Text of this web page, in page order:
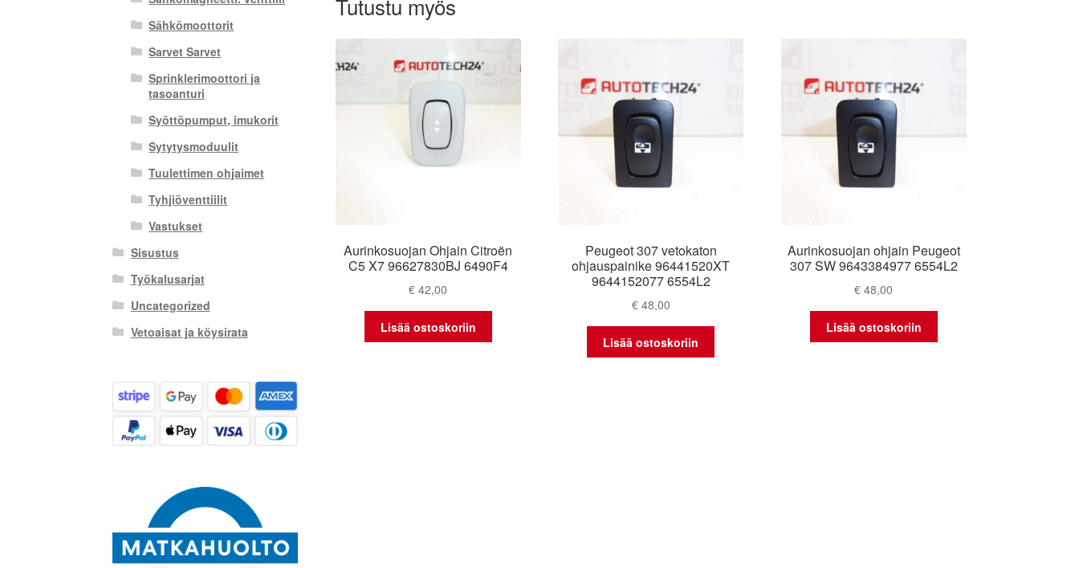
Aurinkosuojan Ohjain Citroën
C5 X7 96627830BJ 6490F4
€ 42,00
Lisää ostoskoriin
Peugeot 307 vetokaton
ohjauspainike 96441520XT
9644152077 6554L2
€48,00
Lisää ostoskoriin
Aurinkosuojan ohjain Peugeot
307 SW 9643384977 6554L2
€ 48,00
Lisää ostoskoriin
Sähkömoottorit
Sarvet Sarvet
Sprinklerimoottori ja
tasoanturi
Syöttöpumput, imukorit
Sytytysmoduulit
Tuulettimen ohjaimet
Tyhjiöventtiilit
Vastukset
Sisustus
Työkalusarjat
Uncategorized
Vetoaisat ja köysirata